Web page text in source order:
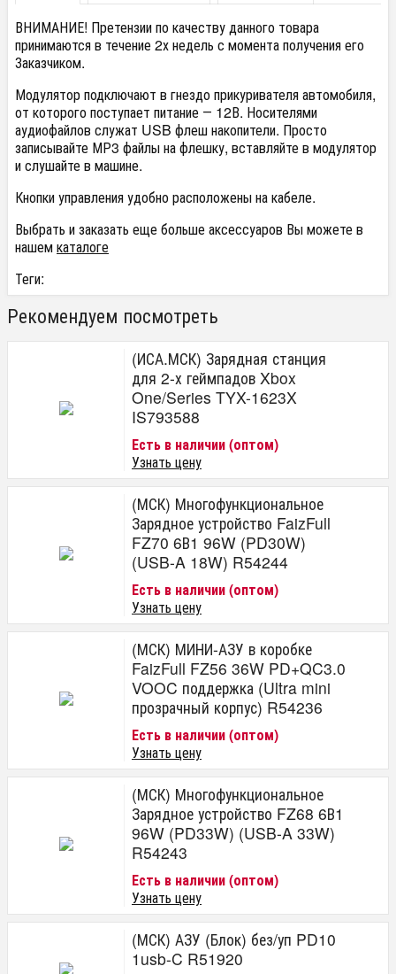
ВНИМАНИЕ! Претензии по качеству данного товара
принимаются в течение 2х недель с момента получения его
Заказчиком.
Модулятор подключают в гнездо прикуривателя автомобиля,
от которого поступает питание ― 12В. Носителями
аудиофайлов служат USB флеш накопители. Просто
записывайте МР3 файлы на флешку, вставляйте в модулятор
и слушайте в машине.
Кнопки управления удобно расположены на кабеле.
Выбрать и заказать еще больше аксессуаров Вы можете в
нашемкаталоге
Теги:
Рекомендуем посмотреть
(ИСА.МСК) Зарядная станция
для 2-х геймпадов Xbox
One/Series TYX-1623X
IS793588
Есть в наличии (оптом)
Узнать цену
(МСК) Многофункциональное
Зарядное устройство FaizFull
FZ70 6В1 96W (PD30W)
(USB-A 18W) R54244
Есть в наличии (оптом)
Узнать цену
(МСК) МИНИ-АЗУ в коробке
FaizFull FZ56 36W PD+QC3.0
VOOC поддержка (Ultra mini
прозрачный корпус) R54236
Есть в наличии (оптом)
Узнать цену
(МСК) Многофункциональное
Зарядное устройство FZ68 6В1
96W (PD33W) (USB-A 33W)
R54243
Есть в наличии (оптом)
Узнать цену
(МСК) АЗУ (Блок) без/уп PD10
1usb-C R51920